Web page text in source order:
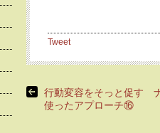
Tweet
行動変容をそっと促す
使ったアプローチ⑯